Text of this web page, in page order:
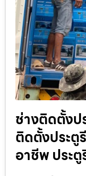
ช่างติดตั้งป
ติดตั้งประตู
อาชีพ ประ